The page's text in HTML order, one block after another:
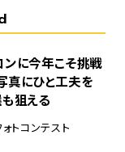
ンに今年こそ挑戦
真にひと工夫を
も狙える
ォトコンテスト